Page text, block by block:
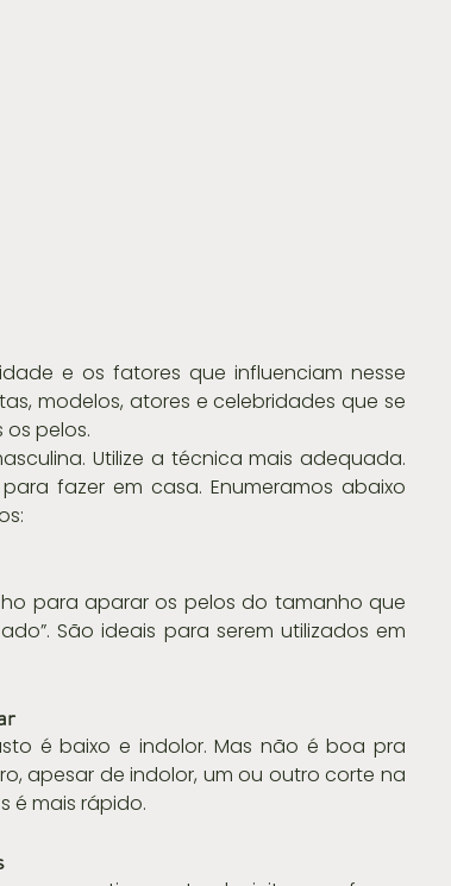
e os fatores que influenciam nesse
modelos, atores e celebridades que se
pelos.
Utilize a técnica mais adequada.
fazer em casa. Enumeramos abaixo
para aparar os pelos do tamanho que
São ideais para serem utilizados em
é baixo e indolor. Mas não é boa pra
apesar de indolor, um ou outro corte na
é mais rápido.